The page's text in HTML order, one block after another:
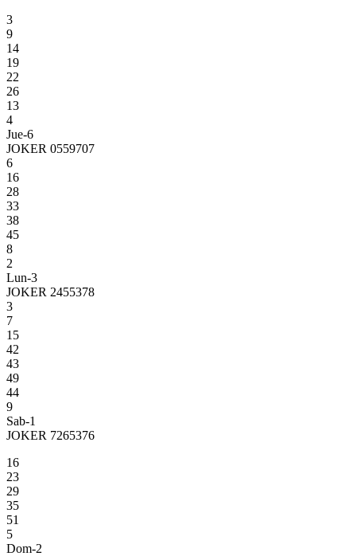
3
9
14
19
22
26
13
4
Jue-6
JOKER 0559707
6
16
28
33
38
45
8
2
Lun-3
JOKER 2455378
3
7
15
42
43
49
44
9
Sab-1
JOKER 7265376
16
23
29
35
51
5
Dom-2